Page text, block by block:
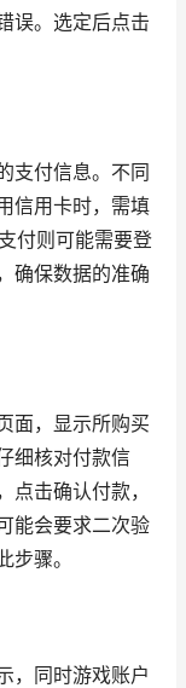
误。选定后点击
支付信息。不同
信用卡时，需填
付则可能需要登
确保数据的准确
面，显示所购买
细核对付款信
击确认付款，
能会要求二次验
骤。
，同时游戏账户